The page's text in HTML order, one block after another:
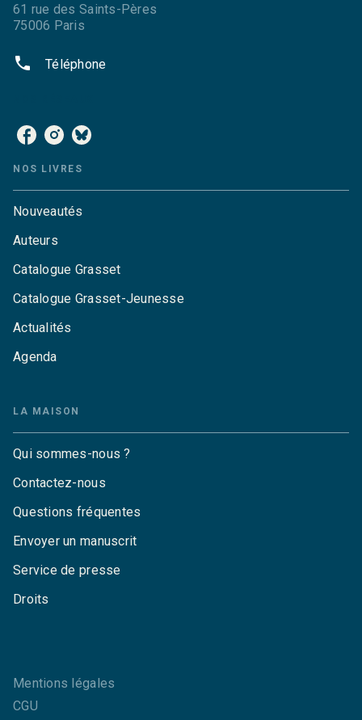
61 rue des Saints-Pères
75006 Paris
phone Téléphone
NOS LIVRES
Nouveautés
Auteurs
Catalogue Grasset
Catalogue Grasset-Jeunesse
Actualités
Agenda
LA MAISON
Qui sommes-nous ?
Contactez-nous
Questions fréquentes
Envoyer un manuscrit
Service de presse
Droits
Mentions légales
CGU